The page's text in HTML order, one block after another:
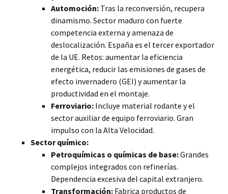
Automoción: Tras la reconversión, recupera
dinamismo. Sector maduro con fuerte
competencia externa y amenaza de
deslocalización. España es el tercer exportador
de la UE. Retos: aumentar la eficiencia
energética, reducir las emisiones de gases de
efecto invernadero (GEI) y aumentar la
productividad en el montaje.
Ferroviario: Incluye material rodante y el
sector auxiliar de equipo ferroviario. Gran
impulso con la Alta Velocidad.
Sector químico:
Petroquímicas o químicas de base:Grandes
complejos integrados con refinerías.
Dependencia excesiva del capital extranjero.
Transformación: Fabrica productos de